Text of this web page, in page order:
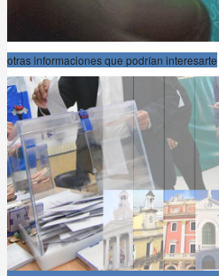
otras informaciones que podrían interesarte